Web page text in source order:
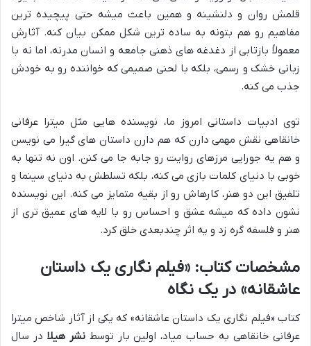
قلمش روان و دلنشینه و همین باعث میشه حتی پیچیده ترین
مفاهیم رو هم بتونه به ساده ترین شکل ممکن بیان کنه. آثارش
معمولاً بازتابی از دغدغه های ذهنی جامعه و انسان مدرنه، اما نه با
زبانی خشک و رسمی، بلکه با لحنی صمیمی که خواننده رو به خودش
جذب می کنه.
توی ادبیات داستانی امروز ما، نویسنده هایی مثل میترا عرفانی
خانقاهی نقش مهمی دارن که هم دارن داستان های گیرا می نویسن
و هم یه جورایی مرزهای روایت رو جابه جا می کنن. اون نه تنها به
خوبی با دنیای کلمات بازی می کنه، بلکه تسلطش به دنیای سینما و
تلفیق این دو هنر، کارهاش رو از بقیه متمایز می کنه. این نویسنده
نشون داده که میشه عشق و احساس رو با لایه های عمیق تری از
هنر و فلسفه گره زد و یه اثر چندبعدی خلق کرد.
مشخصات کتاب: «فیلم نگاری یک داستان
عاشقانه» در یک نگاه
کتاب «فیلم نگاری یک داستان عاشقانه» که یکی از آثار شاخص میترا
عرفانی خانقاهی به حساب میاد، اولین بار توسطنشر هیلا در سال